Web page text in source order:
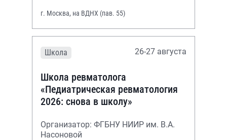
г. Москва, на ВДНХ (пав. 55)
Школа 26-27 августа
Школа ревматолога
«Педиатрическая ревматология
2026: снова в школу»
Организатор: ФГБНУ НИИР им. В.А.
Насоновой